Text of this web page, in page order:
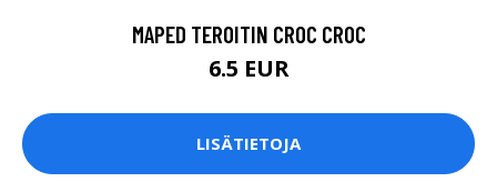
MAPED TEROITIN CROC CROC
6.5 EUR
LISÄTIETOJA